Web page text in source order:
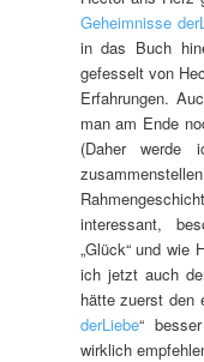
Geheimnisse
in das Buch
gefesselt von
Erfahrungen.
man am Ende
(Daher werde
interessant,
„Glück“ und wie
ich jetzt auch
hätte zuerst den
derLiebe“
wirklich